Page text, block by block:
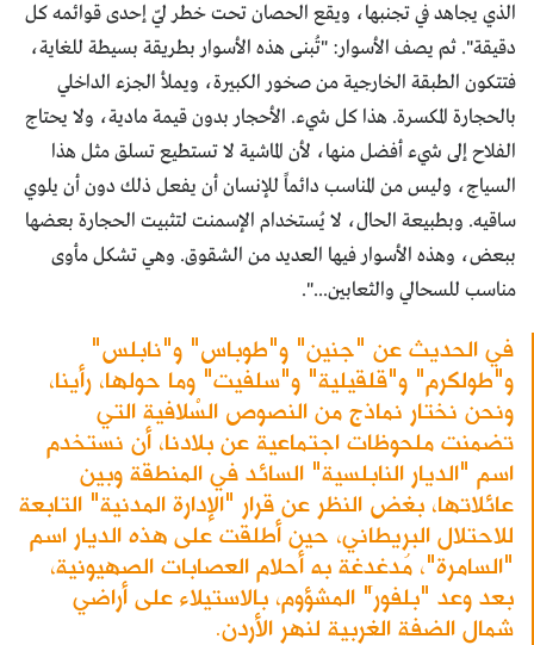
الذي يجاهد في تجنبها، ويقع الحصان تحت خطر ليّ إحدى قوائمه كل
دقيقة". ثم يصف الأسوار: "تُبنى هذه الأسوار بطريقة بسيطة للغاية،
فتتكون الطبقة الخارجية من صخور الكبيرة، ويملأ الجزء الداخلي
بالحجارة المكسرة. هذا كل شيء. الأحجار بدون قيمة مادية، ولا يحتاج
الفلاح إلى شيء أفضل منها، لأن الماشية لا تستطيع تسلق مثل هذا
السياج، وليس من المناسب دائماً للإنسان أن يفعل ذلك دون أن يلوي
ساقيه. وبطبيعة الحال، لا يُستخدام الإسمنت لتثبيت الحجارة بعضها
ببعض، وهذه الأسوار فيها العديد من الشقوق. وهي تشكل مأوى
مناسب للسحالي والثعابين...".
في الحديث عن "جنين" و"طوباس" و"نابلس"
و"طولكرم" و"قلقيلية" و"سلفيت" وما حولها، رأينا،
ونحن نختار نماذج من النصوص السْلافية التي
تضمنت ملحوظات اجتماعية عن بلادنا، أن نستخدم
اسم "الديار النابلسية" السائد في المنطقة وبين
عائلاتها، بغض النظر عن قرار "الإدارة المدنية" التابعة
للاحتلال البريطاني، حين أطلقت على هذه الديار اسم
"السامرة"، مُدغدِغة به أحلام العصابات الصهيونية،
بعد وعد "بلفور" المشؤوم، بالاستيلاء على أراضي
شمال الضفة الغربية لنهر الأردن.